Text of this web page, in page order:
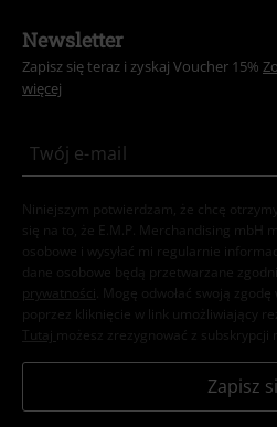
Newsletter
Zapisz się teraz i zyskaj Voucher 15%
więcej
Niniejszym potwierdzam, że chcę
się na to, że E.M.P. Merchandising mbH
osobowe i wysyłać mi regularnie
dane osobowe będą przetwarzane
prywatności . Mogę odwołać swoją
poprzez kliknięcie w link umożliwiający
Tutaj możesz zrezygnować z subskrypcji
Zapisz